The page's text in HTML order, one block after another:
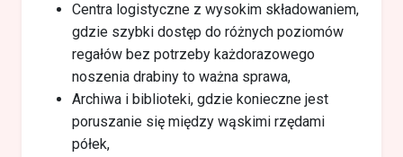
Centra logistyczne z wysokim składowaniem,
gdzie szybki dostęp do różnych poziomów
regałów bez potrzeby każdorazowego
noszenia drabiny to ważna sprawa,
Archiwa i biblioteki, gdzie konieczne jest
poruszanie się między wąskimi rzędami
półek,